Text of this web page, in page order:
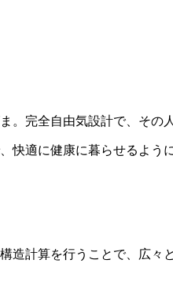
完全自由気設計で、その
快適に健康に暮らせるよう
造計算を行うことで、広々